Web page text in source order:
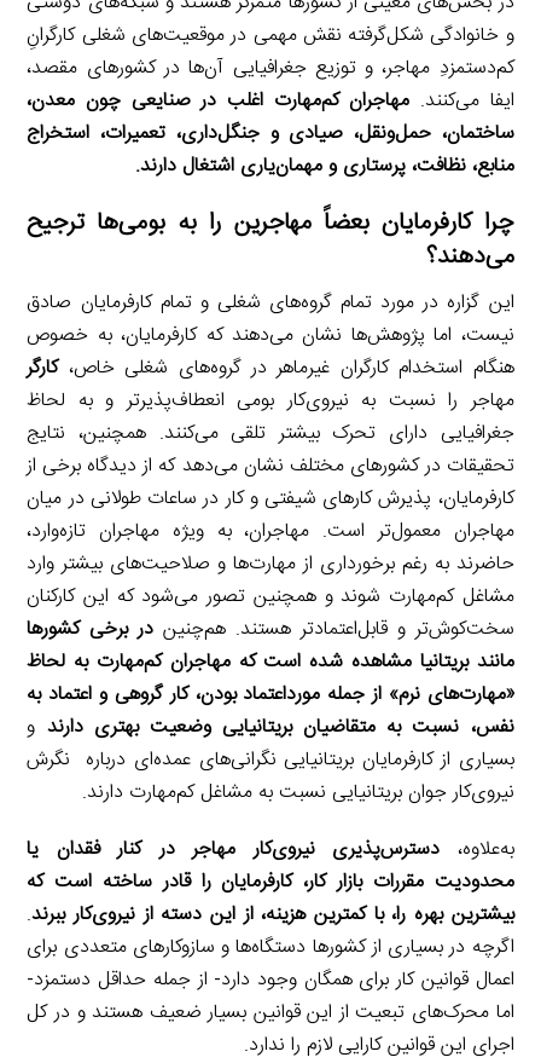
و خانوادگی شکل‌گرفته نقش مهمی در موقعیت‌های شغلی کارگرانِ
کم‌دستمزدِ مهاجر، و توزیع جغرافیایی آن‌ها در کشورهای مقصد،
ایفا می‌کنند. مهاجران کم‌مهارت اغلب در صنایعی چون معدن،
ساختمان، حمل‌ونقل، صیادی و جنگل‌داری، تعمیرات، استخراج
منابع، نظافت، پرستاری و مهمان‌یاری اشتغال دارند.
چرا کارفرمایان بعضاً مهاجرین را به بومی‌ها ترجیح
می‌دهند؟
این گزاره در مورد تمام گروه‌های شغلی و تمام کارفرمایان صادق
نیست، اما پژوهش‌ها نشان می‌دهند که کارفرمایان، به خصوص
هنگام استخدام کارگران غیرماهر در گروه‌های شغلی خاص،کارگر
مهاجر را نسبت به نیروی‌کار بومی انعطاف‌پذیرتر و به لحاظ
جغرافیایی دارای تحرک بیشتر تلقی می‌کنند. همچنین، نتایج
تحقیقات در کشورهای مختلف نشان می‌دهد که از دیدگاه برخی از
کارفرمایان، پذیرش کارهای شیفتی و کار در ساعات طولانی در میان
مهاجران معمول‌تر است. مهاجران، به ویژه مهاجران تازه‌وارد،
حاضرند به رغم برخورداری از مهارت‌ها و صلاحیت‌های بیشتر وارد
مشاغل کم‌مهارت شوند و همچنین تصور می‌شود که این کارکنان
سخت‌کوش‌تر و قابل‌اعتمادتر هستند. هم‌چنین در برخی کشورها
مانند بریتانیا مشاهده شده است که مهاجران کم‌مهارت به لحاظ
«مهارت‌های نرم» از جمله مورداعتماد بودن، کار گروهی و اعتماد به
نفس، نسبت به متقاضیان بریتانیایی وضعیت بهتری دارند و
بسیاری از کارفرمایان بریتانیایی نگرانی‌های عمده‌ای درباره نگرش
نیروی‌کار جوان بریتانیایی نسبت به مشاغل کم‌مهارت دارند.
به‌علاوه، دسترس‌پذیری نیروی‌کار مهاجر در کنار فقدان یا
محدودیت مقررات بازار کار، کارفرمایان را قادر ساخته است که
بیشترین بهره را، با کمترین هزینه، از این دسته از نیروی‌کار ببرند.
اگرچه در بسیاری از کشورها دستگاه‌ها و سازوکارهای متعددی برای
اعمال قوانین کار برای همگان وجود دارد- از جمله حداقل دستمزد-
اما محرک‌های تبعیت از این قوانین بسیار ضعیف هستند و در کل
اجرای این قوانین کارایی لازم را ندارد.